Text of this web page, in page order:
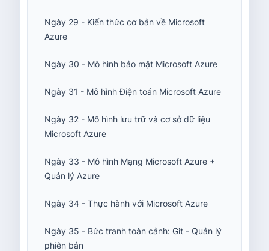
Ngày 29 - Kiến thức cơ bản về Microsoft
Azure
Ngày 30 - Mô hình bảo mật Microsoft Azure
Ngày 31 - Mô hình Điện toán Microsoft Azure
Ngày 32 - Mô hình lưu trữ và cơ sở dữ liệu
Microsoft Azure
Ngày 33 - Mô hình Mạng Microsoft Azure +
Quản lý Azure
Ngày 34 - Thực hành với Microsoft Azure
Ngày 35 - Bức tranh toàn cảnh: Git - Quản lý
phiên bản